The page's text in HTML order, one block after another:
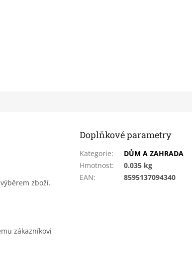
zboží.
zákazníkovi
Doplňkové parametry
Kategorie:
DŮM A ZAHRADA
Hmotnost:
0.035 kg
EAN: 8595137094340